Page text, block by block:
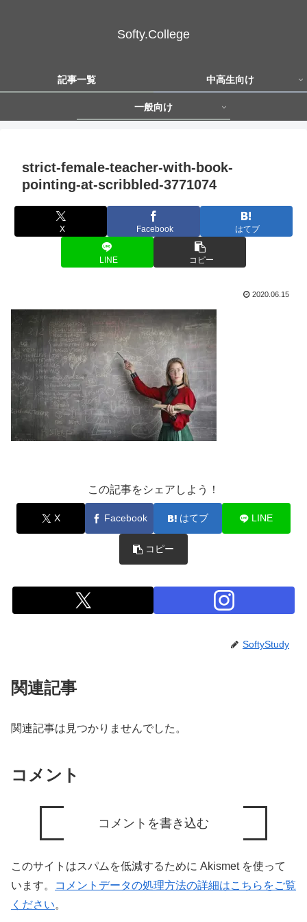
Softy.College
記事一覧 中高生向け
一般向け
strict-female-teacher-with-book-
pointing-at-scribbled-3771074
X Facebook はてブ
LINE コピー
2020.06.15
この記事をシェアしよう！
X Facebook はてブ LINE
コピー
SoftyStudy
関連記事
関連記事は見つかりませんでした。
コメント
コメントを書き込む
このサイトはスパムを低減するために Akismet を使って
います。
コメントデータの処理方法の詳細はこちらをご覧
ください。